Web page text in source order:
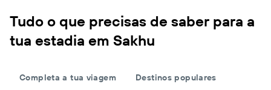
Tudo o que precisas de saber para a
tua estadia em Sakhu
Completa a tua viagem Destinos populares